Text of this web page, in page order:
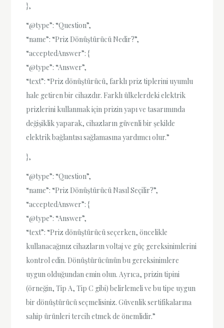
},
“@type”: “Question”,
“name”: “Priz Dönüştürücü Nedir?”,
“acceptedAnswer”: {
“@type”: “Answer”,
“text”: “Priz dönüştürücü, farklı priz tiplerini uyumlu
hale getiren bir cihazdır. Farklı ülkelerdeki elektrik
prizlerini kullanmak için prizin yapı ve tasarımında
değişiklik yaparak, cihazların güvenli bir şekilde
elektrik bağlantısı sağlamasına yardımcı olur.”
},
“@type”: “Question”,
“name”: “Priz Dönüştürücü Nasıl Seçilir?”,
“acceptedAnswer”: {
“@type”: “Answer”,
“text”: “Priz dönüştürücü seçerken, öncelikle
kullanacağınız cihazların voltaj ve güç gereksinimlerini
kontrol edin. Dönüştürücünün bu gereksinimlere
uygun olduğundan emin olun. Ayrıca, prizin tipini
(örneğin, Tip A, Tip C gibi) belirlemeli ve bu tipe uygun
bir dönüştürücü seçmelisiniz. Güvenlik sertifikalarına
sahip ürünleri tercih etmek de önemlidir.”